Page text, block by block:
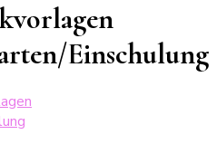
Einschulung